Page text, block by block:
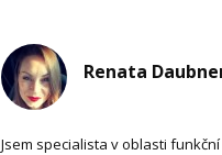
Renata
Jsem specialista v oblasti